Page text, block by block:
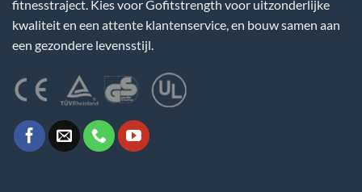
fitnesstraject. Kies voor Gofitstrength voor uitzonderlijke
kwaliteit en een attente klantenservice, en bouw samen aan
een gezondere levensstijl.